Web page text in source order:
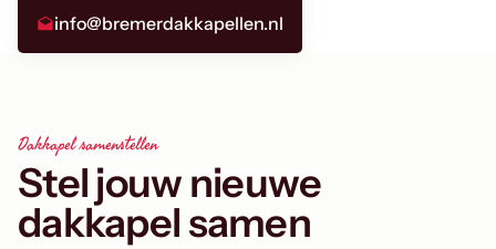
Dakkapel samenstellen
Stel jouw nieuwe
dakkapel samen
info@bremerdakkapellen.nl